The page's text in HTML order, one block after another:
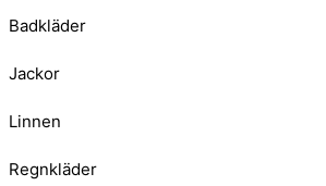
Badkläder
Jackor
Linnen
Regnkläder